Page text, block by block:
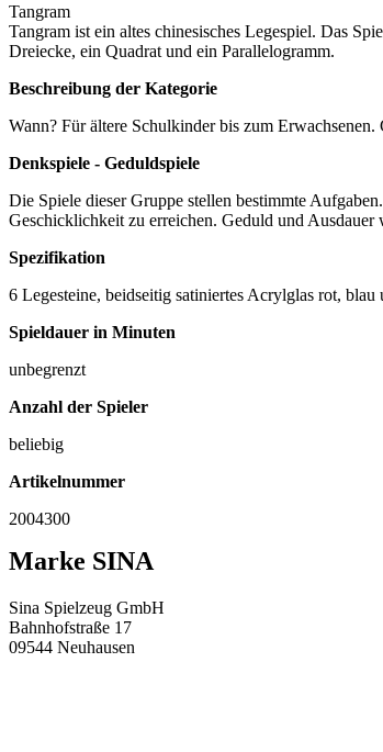
Tangram
Tangram ist ein altes chinesisches Legespiel. Das
Dreiecke, ein Quadrat und ein Parallelogramm.
Beschreibung der Kategorie
Wann? Für ältere Schulkinder bis zum
Denkspiele - Geduldspiele
Die Spiele dieser Gruppe stellen bestimmte
Geschicklichkeit zu erreichen. Geduld und Ausdauer
Spezifikation
6 Legesteine, beidseitig satiniertes Acrylglas rot,
Spieldauer in Minuten
unbegrenzt
Anzahl der Spieler
beliebig
Artikelnummer
2004300
Marke SINA
Sina Spielzeug GmbH
Bahnhofstraße 17
09544 Neuhausen